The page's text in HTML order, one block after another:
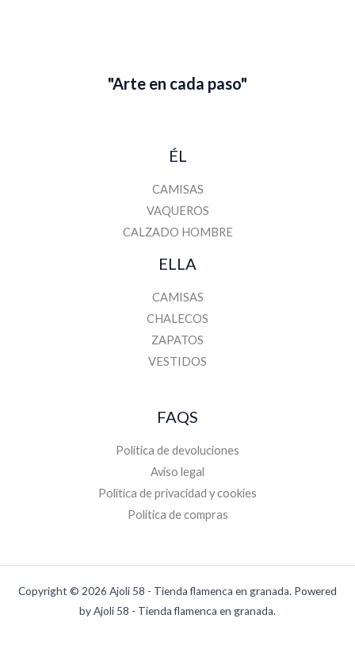
"Arte en cada paso"
ÉL
CAMISAS
VAQUEROS
CALZADO HOMBRE
ELLA
CAMISAS
CHALECOS
ZAPATOS
VESTIDOS
FAQS
Política de devoluciones
Aviso legal
Politica de privacidad y cookies
Politica de compras
Copyright © 2026 Ajoli 58 - Tienda flamenca en granada. Powered
by Ajoli 58 - Tienda flamenca en granada.